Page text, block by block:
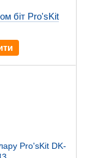
біт Pro'sKit